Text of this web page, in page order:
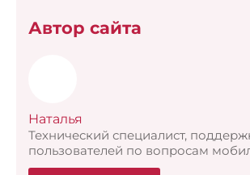
Автор сайта
Наталья
Технический специалист,
пользователей по вопросам